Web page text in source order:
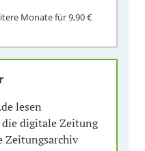
Monate für9,90 €
lesen
digitale Zeitung
Zeitungsarchiv